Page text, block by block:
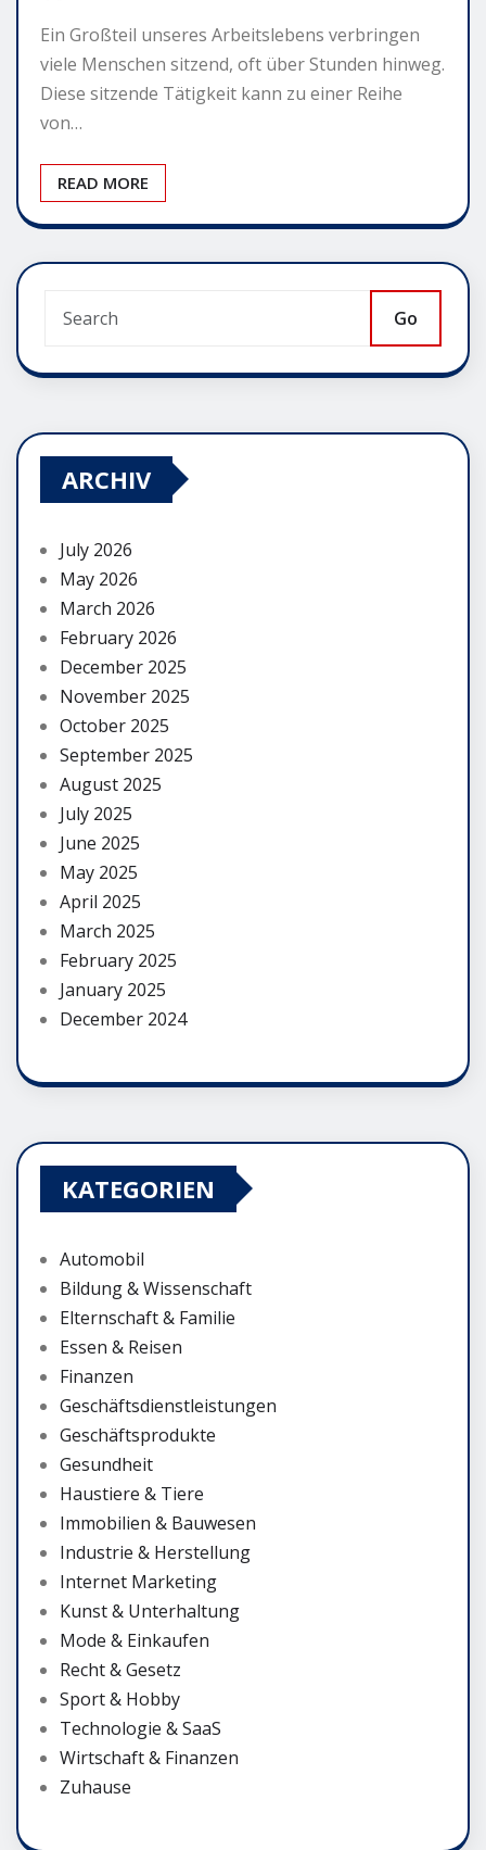
Ein Großteil unseres Arbeitslebens verbringen
viele Menschen sitzend, oft über Stunden hinweg.
Diese sitzende Tätigkeit kann zu einer Reihe
von…
READ MORE
Go
ARCHIV
July 2026
May 2026
March 2026
February 2026
December 2025
November 2025
October 2025
September 2025
August 2025
July 2025
June 2025
May 2025
April 2025
March 2025
February 2025
January 2025
December 2024
KATEGORIEN
Automobil
Bildung & Wissenschaft
Elternschaft & Familie
Essen & Reisen
Finanzen
Geschäftsdienstleistungen
Geschäftsprodukte
Gesundheit
Haustiere & Tiere
Immobilien & Bauwesen
Industrie & Herstellung
Internet Marketing
Kunst & Unterhaltung
Mode & Einkaufen
Recht & Gesetz
Sport & Hobby
Technologie & SaaS
Wirtschaft & Finanzen
Zuhause